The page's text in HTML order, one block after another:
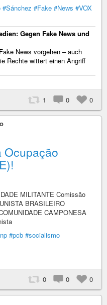
#Sánchez #Fake #News #VOX
Gegen Fake News und
News vorgehen – auch
Rechte wittert einen Angriff
1 0 0
Ocupação
MILITANTE Comissão
BRASILEIRO
CAMPONESA
#pcb #socialismo
0 0 0